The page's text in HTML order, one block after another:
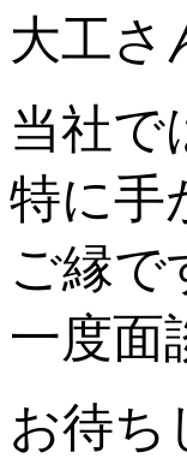
大工さ
当社で
特に手
ご縁で
一度面
お待ち